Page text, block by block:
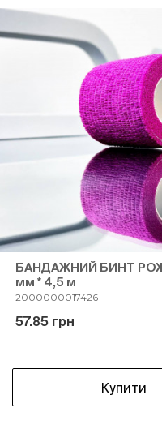
БАНДАЖНИЙ БИНТ
мм * 4,5 м
2000000017426
57.85 грн
Купити